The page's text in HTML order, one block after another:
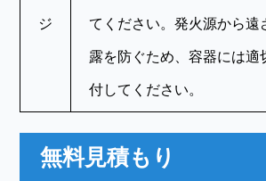
ジ てください。発火源から遠
露を防ぐため、容器には適
付してください。
無料見積もり